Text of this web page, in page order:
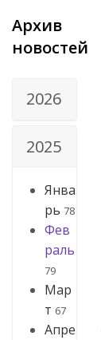
Архив
новостей
2026
2025
Янва
рь 78
Фев
раль
79
Мар
т 67
Апре